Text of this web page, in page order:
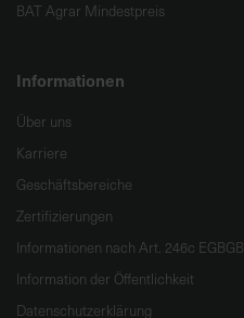
BAT Agrar Mindestpreis
Informationen
Über uns
Karriere
Geschäftsbereiche
Zertifizierungen
Informationen nach Art. 246c EGBGB
Information der Öffentlichkeit
Datenschutzerklärung